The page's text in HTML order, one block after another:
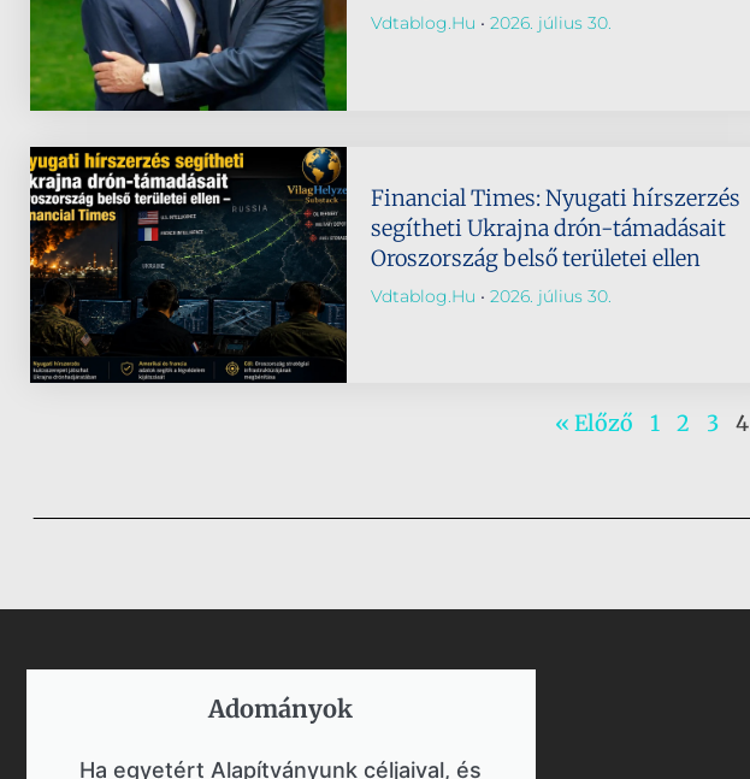
Vdtablog.hu 2026. július 30.
Financial Times: Nyugati hírszerzés
segítheti Ukrajna drón-támadásait
Oroszország belső területei ellen
Vdtablog.hu 2026. július 30.
« Előző 1 2 3 4
Adományok​
Ha egyetért Alapítványunk céljaival, és